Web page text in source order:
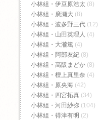
小林組・伊豆原浩太 (8)
小林組・廣瀬大 (8)
小林組・波多野三代 (12)
小林組・山田英理人 (4)
小林組・大瀧篤 (4)
小林組・阿部友紀 (8)
小林組・高阪まどか (8)
小林組・檀上真里奈 (4)
小林組・原央海 (42)
小林組・四宮拓真 (34)
小林組・河田紗弥 (104)
小林組・得津有明 (2)